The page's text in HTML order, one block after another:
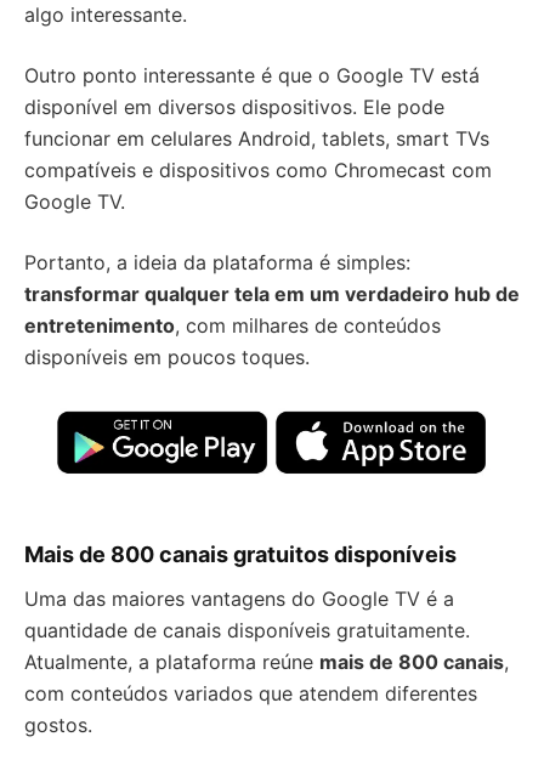
algo interessante.
Outro ponto interessante é que o Google TV está
disponível em diversos dispositivos. Ele pode
funcionar em celulares Android, tablets, smart TVs
compatíveis e dispositivos como Chromecast com
Google TV.
Portanto, a ideia da plataforma é simples:
transformar qualquer tela em um verdadeiro hub de
entretenimento, com milhares de conteúdos
disponíveis em poucos toques.
Mais de 800 canais gratuitos disponíveis
Uma das maiores vantagens do Google TV é a
quantidade de canais disponíveis gratuitamente.
Atualmente, a plataforma reúne mais de 800 canais,
com conteúdos variados que atendem diferentes
gostos.